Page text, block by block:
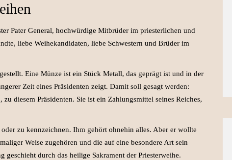
Pater General, hochwürdige Mitbrüder im priesterlichen und
liebe Weihekandidaten, liebe Schwestern und Brüder im
Eine Münze ist ein Stück Metall, das geprägt ist und in der
Zeit eines Präsidenten zeigt. Damit soll gesagt werden:
diesem Präsidenten. Sie ist ein Zahlungsmittel seines Reiches,
zu kennzeichnen. Ihm gehört ohnehin alles. Aber er wollte
Weise zugehören und die auf eine besondere Art sein
geschieht durch das heilige Sakrament der Priesterweihe.